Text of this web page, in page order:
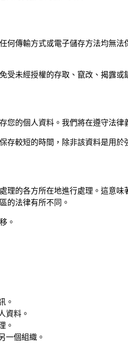
何傳輸方式或電子儲存方法均無
受未經授權的存取、竄改、揭露或
的個人資料。我們將在遵守法
較短的時間，除非該資料是用於
理的各方所在地進行處理。這意
的法律有所不同。
。
。
資料。
。
一個組織。